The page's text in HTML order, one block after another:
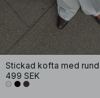
499 SEK